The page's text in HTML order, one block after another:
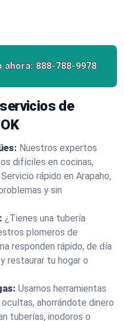
ahora: 888-788-9978
de
Nuestros expertos
difíciles en cocinas,
rápido en Arapaho,
y sin
¿Tienes una tubería
plomeros de
responden rápido, de día
restaurar tu hogar o
Usamos herramientas
ahorrándote dinero
tuberías, inodoros o